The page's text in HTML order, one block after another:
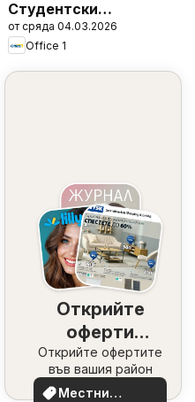
Студентски
общежития
от сряда 04.03.2026
Office 1
Открийте
оферти
наблизо
Открийте офертите
във вашия район
Местни